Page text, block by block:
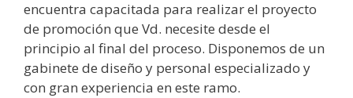
encuentra capacitada para realizar el proyecto
de promoción que Vd. necesite desde el
principio al final del proceso. Disponemos de un
gabinete de diseño y personal especializado y
con gran experiencia en este ramo.